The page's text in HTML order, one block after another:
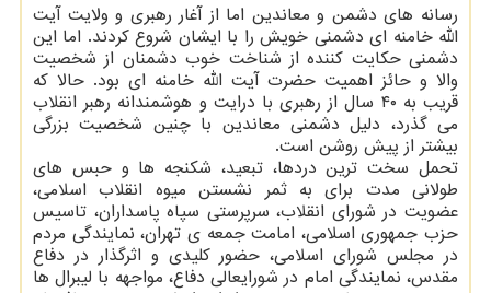
رسانه های دشمن و معاندین اما از آغار رهبری و ولایت آیت
الله خامنه ای دشمنی خویش را با ایشان شروع کردند. اما این
دشمنی حکایت کننده از شناخت خوب دشمنان از شخصیت
والا و حائز اهمیت حضرت آیت الله خامنه ای بود. حالا که
قریب به ۴۰ سال از رهبری با درایت و هوشمندانه رهبر انقلاب
می گذرد، دلیل دشمنی معاندین با چنین شخصیت بزرگی
بیشتر از پیش روشن است.
تحمل سخت ترین دردها، تبعید، شکنجه ها و حبس های
طولانی مدت برای به ثمر نشستن میوه انقلاب اسلامی،
عضویت در شورای انقلاب، سرپرستی سپاه پاسداران، تاسیس
حزب جمهوری اسلامی، امامت جمعه ی تهران، نمایندگی مردم
در مجلس شورای اسلامی، حضور کلیدی و اثرگذار در دفاع
مقدس، نمایندگی امام در شورایعالی دفاع، مواجهه با لیبرال ها